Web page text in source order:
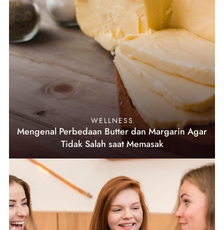
WELLNESS
Mengenal Perbedaan Butter dan Margarin Agar
Tidak Salah saat Memasak